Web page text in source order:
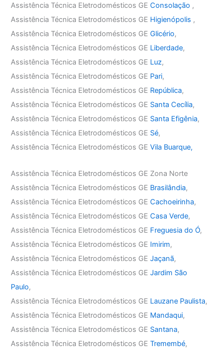
Assistência Técnica Eletrodomésticos GEConsolação ,
Assistência Técnica Eletrodomésticos GE Higienópolis ,
Assistência Técnica Eletrodomésticos GEGlicério,
Assistência Técnica Eletrodomésticos GE Liberdade,
Assistência Técnica Eletrodomésticos GE Luz,
Assistência Técnica Eletrodomésticos GE Pari,
Assistência Técnica Eletrodomésticos GE República,
Assistência Técnica Eletrodomésticos GE Santa Cecília,
Assistência Técnica Eletrodomésticos GE Santa Efigênia,
Assistência Técnica Eletrodomésticos GE Sé,
Assistência Técnica Eletrodomésticos GEVila Buarque,
Assistência Técnica Eletrodomésticos GE Zona Norte
Assistência Técnica Eletrodomésticos GE Brasilândia,
Assistência Técnica Eletrodomésticos GECachoeirinha,
Assistência Técnica Eletrodomésticos GECasa Verde,
Assistência Técnica Eletrodomésticos GE Freguesia do Ó,
Assistência Técnica Eletrodomésticos GE Imirim,
Assistência Técnica Eletrodomésticos GEJaçanã,
Assistência Técnica Eletrodomésticos GEJardim São
Paulo,
Assistência Técnica Eletrodomésticos GE Lauzane Paulista,
Assistência Técnica Eletrodomésticos GE Mandaqui,
Assistência Técnica Eletrodomésticos GE Santana,
Assistência Técnica Eletrodomésticos GETremembé,